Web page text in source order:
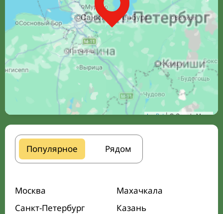
Leaflet| © Google Maps
Популярное Рядом
Москва
Махачкала
Санкт-Петербург
Казань